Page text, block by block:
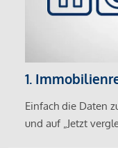
1.
Einfach die Daten
und auf „Jetzt